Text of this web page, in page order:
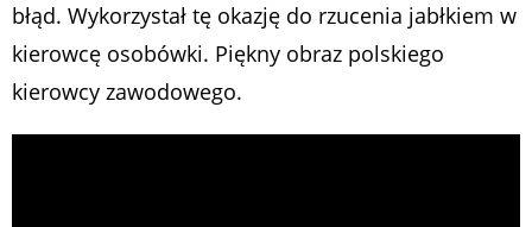
błąd. Wykorzystał tę okazję do rzucenia jabłkiem w
kierowcę osobówki. Piękny obraz polskiego
kierowcy zawodowego.